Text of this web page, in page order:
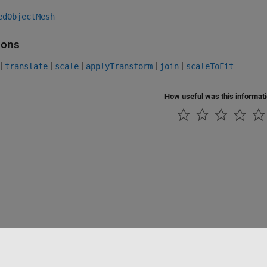
| translate | scale | applyTransform | join | scaleToFit
How useful was this